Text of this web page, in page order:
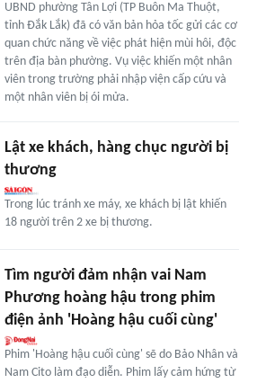
UBND phường Tân Lợi (TP Buôn Ma Thuột,
tỉnh Đắk Lắk) đã có văn bản hỏa tốc gửi các cơ
quan chức năng về việc phát hiện mùi hôi, độc
trên địa bàn phường. Vụ việc khiến một nhân
viên trong trường phải nhập viện cấp cứu và
một nhân viên bị ói mửa.
Lật xe khách, hàng chục người bị
thương
Trong lúc tránh xe máy, xe khách bị lật khiến
18 người trên 2 xe bị thương.
Tìm người đảm nhận vai Nam
Phương hoàng hậu trong phim
điện ảnh 'Hoàng hậu cuối cùng'
Phim 'Hoàng hậu cuối cùng' sẽ do Bảo Nhân và
Nam Cito làm đạo diễn. Phim lấy cảm hứng từ